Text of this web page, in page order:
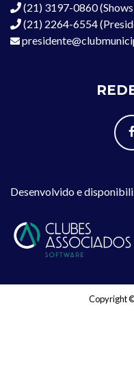
(21) 3197-0860
(21) 2264-6554
Desenvolvido e
Copyright